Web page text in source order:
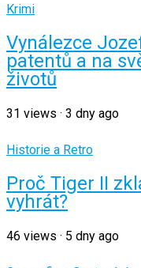
Krimi
Vynálezce
patentů a na
životů
31 views · 3 dny ago
Historie a Retro
Proč Tiger II
vyhrát?
46 views · 5 dny ago